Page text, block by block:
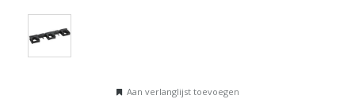
Aan verlanglijst toevoegen